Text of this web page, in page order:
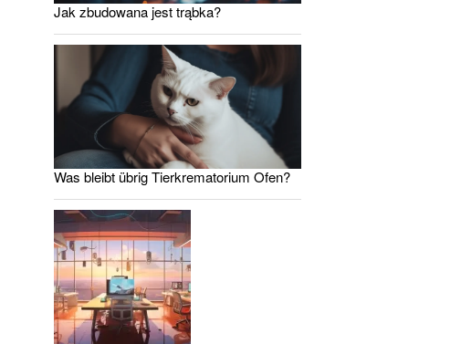
Jak zbudowana jest trąbka?
Was bleibt übrig Tierkrematorium Ofen?